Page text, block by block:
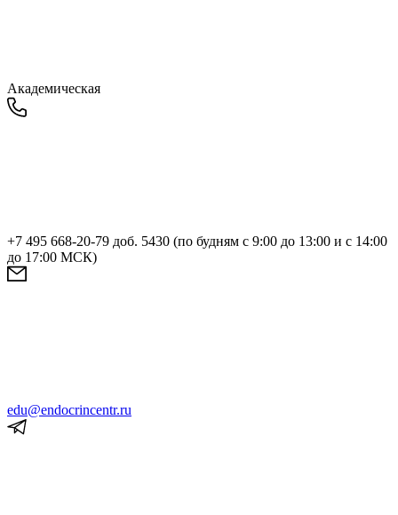
Академическая
+7 495 668-20-79 доб. 5430 (по будням с 9:00 до 13:00 и с 14:00
до 17:00 МСК)
edu@endocrincentr.ru